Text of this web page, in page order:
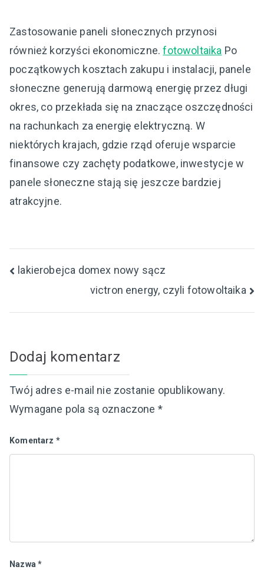
Zastosowanie paneli słonecznych przynosi
również korzyści ekonomiczne.fotowoltaika Po
początkowych kosztach zakupu i instalacji, panele
słoneczne generują darmową energię przez długi
okres, co przekłada się na znaczące oszczędności
na rachunkach za energię elektryczną. W
niektórych krajach, gdzie rząd oferuje wsparcie
finansowe czy zachęty podatkowe, inwestycje w
panele słoneczne stają się jeszcze bardziej
atrakcyjne.
Nawigacja
lakierobejca domex nowy sącz
victron energy, czyli fotowoltaika
Dodaj komentarz
Twój adres e-mail nie zostanie opublikowany.
Wymagane pola są oznaczone *
Komentarz *
Nazwa*